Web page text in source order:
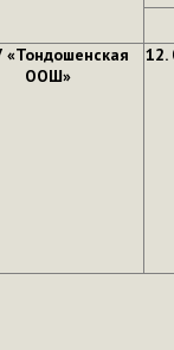
ООШ»
12.